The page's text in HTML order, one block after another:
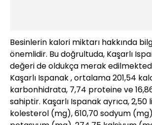
Besinlerin kalori miktarı hakkında
önemlidir. Bu doğrultuda, Kaşarlı
değeri de oldukça merak
Kaşarlı Ispanak , ortalama 201,54
karbonhidrata, 7,74 proteine ve
sahiptir. Kaşarlı Ispanak ayrıca, 2,50
kolesterol (mg), 610,70 sodyum